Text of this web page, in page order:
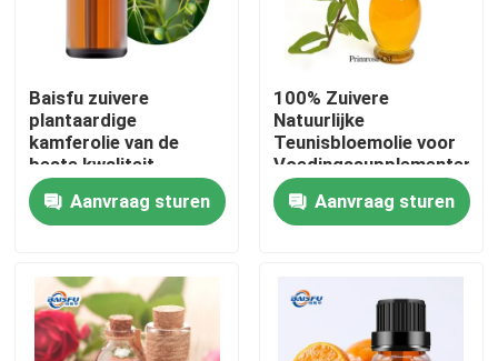
Thuis
Video's
Baisfu zuivere
plantaardige
kamferolie van de
beste kwaliteit
lichtgeel oliehoudende
vloeistof voor
specerijen en
grondstoffen
Aanvraag sturen
100% Zuivere
Natuurlijke
Teunisbloemolie voor
Voedingssupplementen,
Huidverzorging en
Persoonlijke
Verzorgingsproducten
Aanvraag sturen